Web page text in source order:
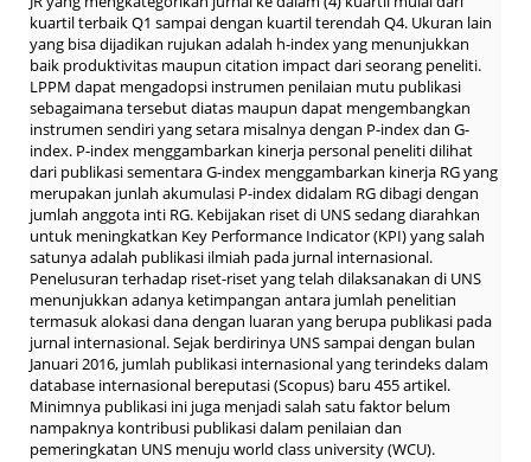
kuartil terbaik Q1 sampai dengan kuartil terendah Q4. Ukuran lain
yang bisa dijadikan rujukan adalah h-index yang menunjukkan
baik produktivitas maupun citation impact dari seorang peneliti.
LPPM dapat mengadopsi instrumen penilaian mutu publikasi
sebagaimana tersebut diatas maupun dapat mengembangkan
instrumen sendiri yang setara misalnya dengan P-index dan G-
index. P-index menggambarkan kinerja personal peneliti dilihat
dari publikasi sementara G-index menggambarkan kinerja RG yang
merupakan junlah akumulasi P-index didalam RG dibagi dengan
jumlah anggota inti RG. Kebijakan riset di UNS sedang diarahkan
untuk meningkatkan Key Performance Indicator (KPI) yang salah
satunya adalah publikasi ilmiah pada jurnal internasional.
Penelusuran terhadap riset-riset yang telah dilaksanakan di UNS
menunjukkan adanya ketimpangan antara jumlah penelitian
termasuk alokasi dana dengan luaran yang berupa publikasi pada
jurnal internasional. Sejak berdirinya UNS sampai dengan bulan
Januari 2016, jumlah publikasi internasional yang terindeks dalam
database internasional bereputasi (Scopus) baru 455 artikel.
Minimnya publikasi ini juga menjadi salah satu faktor belum
nampaknya kontribusi publikasi dalam penilaian dan
pemeringkatan UNS menuju world class university (WCU).